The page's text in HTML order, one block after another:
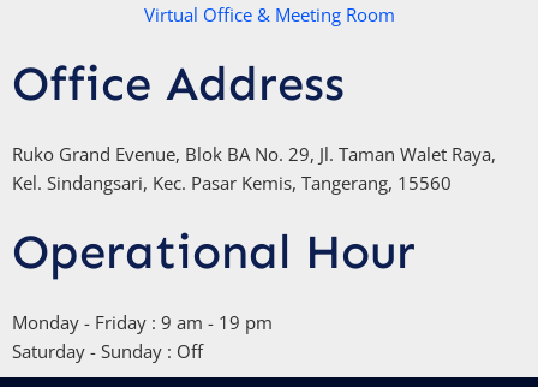
Virtual Office & Meeting Room
Office Address
Ruko Grand Evenue, Blok BA No. 29, Jl. Taman Walet Raya,
Kel. Sindangsari, Kec. Pasar Kemis, Tangerang, 15560
Operational Hour
Monday - Friday : 9 am - 19 pm
Saturday - Sunday : Off